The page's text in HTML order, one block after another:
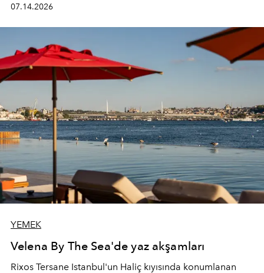
(savoir-faire) buluşan parçalara dönüştürmek.
07.14.2026
YEMEK
Velena By The Sea'de yaz akşamları
Rixos Tersane Istanbul'un Haliç kıyısında konumlanan